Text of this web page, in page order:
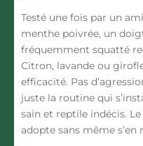
Testé une fois par un
menthe poivrée, un
fréquemment squatté
Citron, lavande ou
efficacité. Pas
juste la routine qui
sain et reptile indécis. Le
adopte sans même s’en